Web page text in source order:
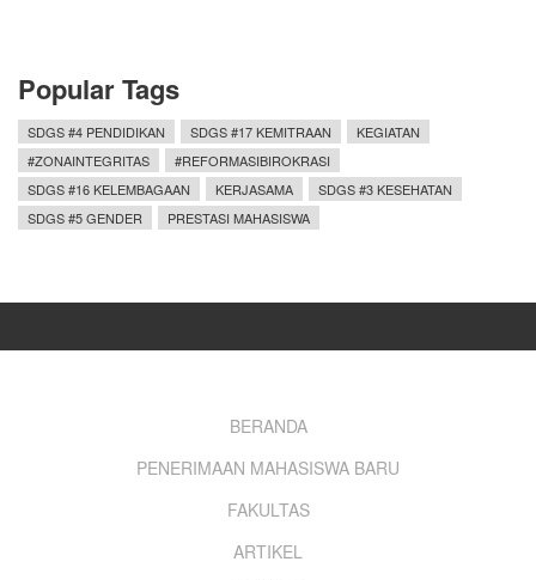
Popular Tags
SDGS #4 PENDIDIKAN SDGS #17 KEMITRAAN
KEGIATAN
#ZONAINTEGRITAS
#REFORMASIBIROKRASI
SDGS #16 KELEMBAGAAN
KERJASAMA
SDGS #3 KESEHATAN
SDGS #5 GENDER
PRESTASI MAHASISWA
BERANDA
PENERIMAAN MAHASISWA BARU
FAKULTAS
ARTIKEL